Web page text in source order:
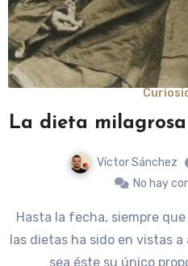
La dieta
Víctor Sánchez
No hay
Hasta la fecha, siempre que hemos tratado el tema de
las dietas ha sido en vistas
sea éste su único